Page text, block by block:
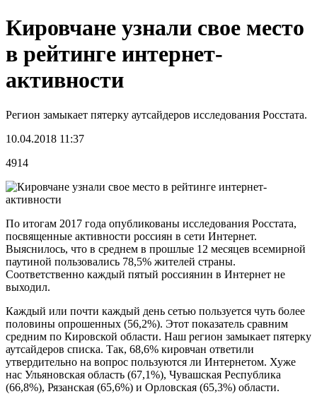
Кировчане узнали свое место
в рейтинге интернет-
активности
Регион замыкает пятерку аутсайдеров исследования Росстата.
10.04.2018 11:37
4914
По итогам 2017 года опубликованы исследования Росстата,
посвященные активности россиян в сети Интернет.
Выяснилось, что в среднем в прошлые 12 месяцев всемирной
паутиной пользовались 78,5% жителей страны.
Соответственно каждый пятый россиянин в Интернет не
выходил.
Каждый или почти каждый день сетью пользуется чуть более
половины опрошенных (56,2%). Этот показатель сравним
средним по Кировской области. Наш регион замыкает пятерку
аутсайдеров списка. Так, 68,6% кировчан ответили
утвердительно на вопрос пользуются ли Интернетом. Хуже
нас Ульяновская область (67,1%), Чувашская Республика
(66,8%), Рязанская (65,6%) и Орловская (65,3%) области.